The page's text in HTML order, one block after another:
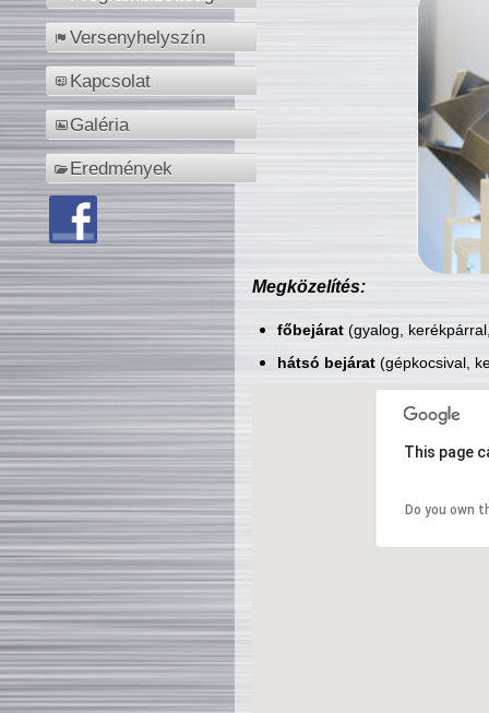
Versenyhelyszín
Kapcsolat
Galéria
Eredmények
Megközelítés:
főbejárat(gyalog,
hátsó bejárat(gépkocsival,
This page
Do you own